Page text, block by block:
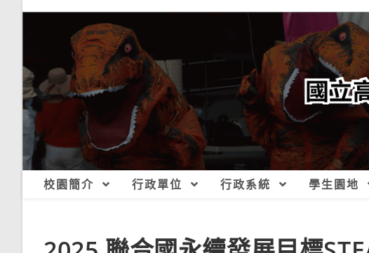
校園簡介 行政單位 行政系統 學生園地